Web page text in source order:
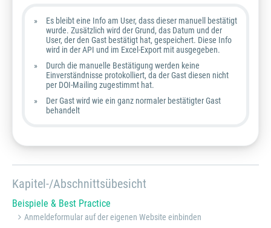
Es bleibt eine Info am User, dass dieser manuell bestätigt
wurde. Zusätzlich wird der Grund, das Datum und der
User, der den Gast bestätigt hat, gespeichert. Diese Info
wird in der API und im Excel-Export mit ausgegeben.
Durch die manuelle Bestätigung werden keine
Einverständnisse protokolliert, da der Gast diesen nicht
per DOI-Mailing zugestimmt hat.
Der Gast wird wie ein ganz normaler bestätigter Gast
behandelt
Kapitel-/Abschnittsübesicht
Beispiele & Best Practice
Anmeldeformular auf der eigenen Website einbinden